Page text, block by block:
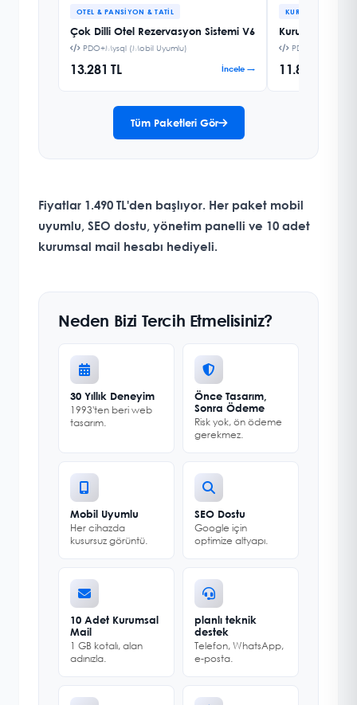
OTEL & PANSIYON & TATIL
Çok Dilli Otel Rezervasyon Sistemi V6
PDO+Mysql (Mobil Uyumlu)
13.281 TL İncele →
KURUMSAL FIRMA
Kurumsal
PDO+Mysql
11.858 TL
Tüm Paketleri Gör
Fiyatlar 1.490 TL'den başlıyor. Her paket mobil
uyumlu, SEO dostu, yönetim panelli ve 10 adet
kurumsal mail hesabı hediyeli.
Neden Bizi Tercih Etmelisiniz?
30 Yıllık Deneyim
1993'ten beri web
tasarım.
Önce Tasarım,
Sonra Ödeme
Risk yok, ön ödeme
gerekmez.
Mobil Uyumlu
Her cihazda
kusursuz görüntü.
SEO Dostu
Google için
optimize altyapı.
10 Adet Kurumsal
Mail
1 GB kotalı, alan
adınızla.
planlı teknik
destek
Telefon, WhatsApp,
e-posta.